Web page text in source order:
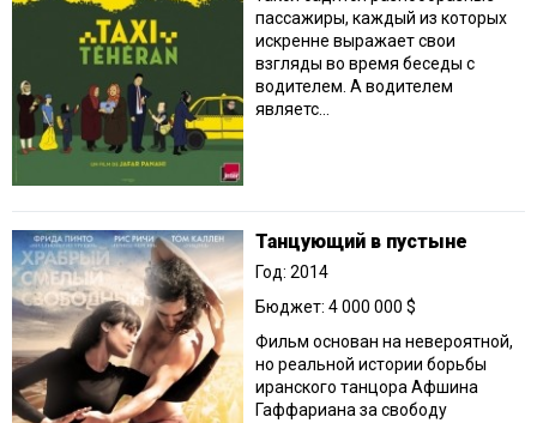
пассажиры, каждый из которых
искренне выражает свои
взгляды во время беседы с
водителем. А водителем
являетс...
Танцующий в пустыне
Год: 2014
Бюджет: 4 000 000 $
Фильм основан на невероятной,
но реальной истории борьбы
иранского танцора Афшина
Гаффариана за свободу